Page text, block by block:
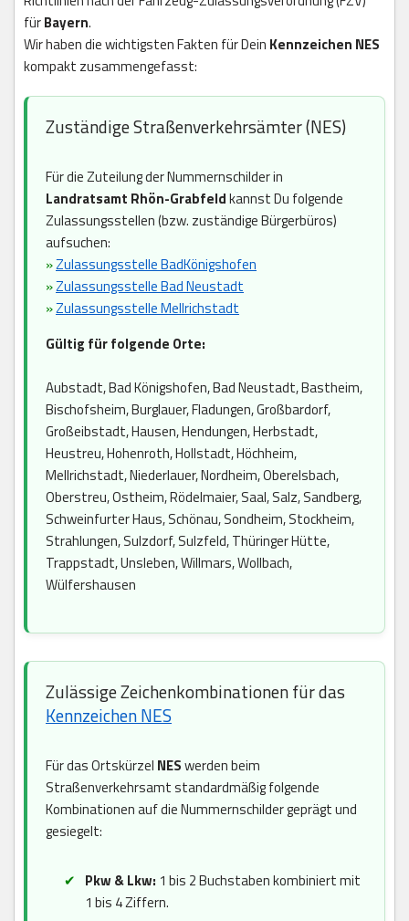
fürBayern.
Wir haben die wichtigsten Fakten für Dein Kennzeichen NES
kompakt zusammengefasst:
Zuständige Straßenverkehrsämter (NES)
Für die Zuteilung der Nummernschilder in
Landratsamt Rhön-Grabfeldkannst Du folgende
Zulassungsstellen (bzw. zuständige Bürgerbüros)
aufsuchen:
»Zulassungsstelle BadKönigshofen
»Zulassungsstelle Bad Neustadt
»Zulassungsstelle Mellrichstadt
Gültig für folgende Orte:
Aubstadt, Bad Königshofen, Bad Neustadt, Bastheim,
Bischofsheim, Burglauer, Fladungen, Großbardorf,
Großeibstadt, Hausen, Hendungen, Herbstadt,
Heustreu, Hohenroth, Hollstadt, Höchheim,
Mellrichstadt, Niederlauer, Nordheim, Oberelsbach,
Oberstreu, Ostheim, Rödelmaier, Saal, Salz, Sandberg,
Schweinfurter Haus, Schönau, Sondheim, Stockheim,
Strahlungen, Sulzdorf, Sulzfeld, Thüringer Hütte,
Trappstadt, Unsleben, Willmars, Wollbach,
Wülfershausen
Zulässige Zeichenkombinationen für das
Kennzeichen NES
Für das Ortskürzel NESwerden beim
Straßenverkehrsamt standardmäßig folgende
Kombinationen auf die Nummernschilder geprägt und
gesiegelt:
Pkw & Lkw: 1 bis 2 Buchstaben kombiniert mit
1 bis 4 Ziffern.